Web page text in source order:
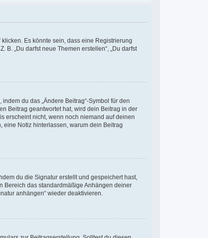
Es könnte sein, dass eine Registrierung
„Du darfst neue Themen erstellen“, „Du darfst
du das „Ändere Beitrag“-Symbol für den
Beitrag geantwortet hat, wird dein Beitrag in der
erscheint nicht, wenn noch niemand auf deinen
eine Notiz hinterlassen, warum dein Beitrag
du die Signatur erstellt und gespeichert hast,
Bereich das standardmäßige Anhängen deiner
anhängen“ wieder deaktivieren.